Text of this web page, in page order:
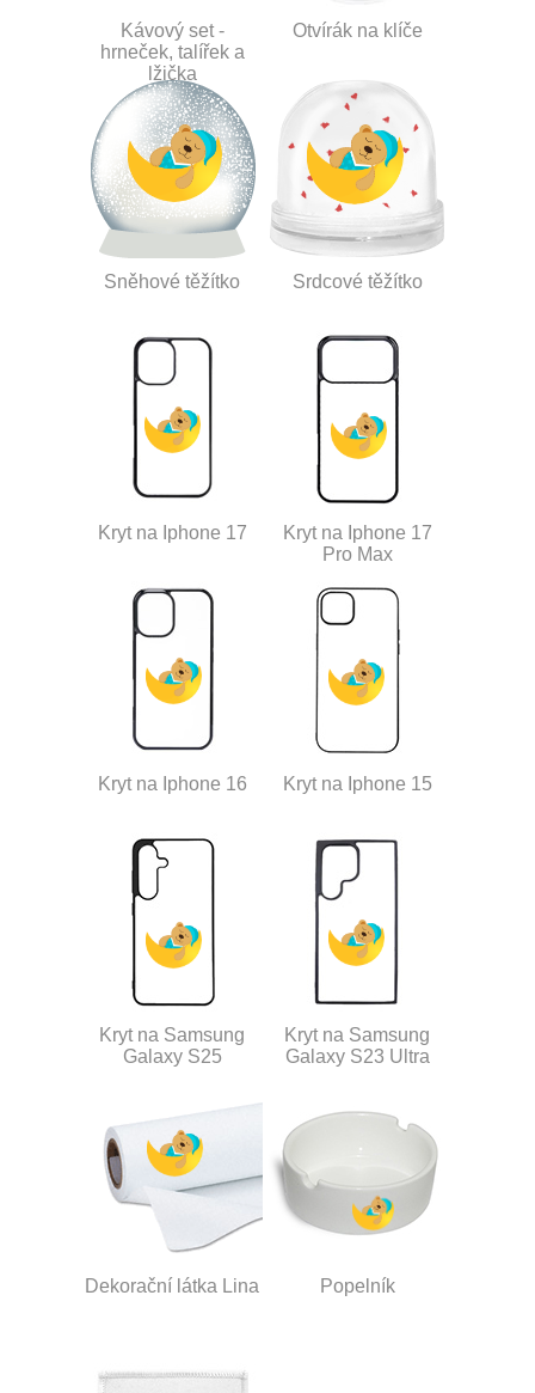
Kávový set -
hrneček, talířek a
lžička
Otvírák na klíče
Sněhové těžítko Srdcové těžítko
Kryt na Iphone 17
Kryt na Iphone 17
Pro Max
Kryt na Iphone 16 Kryt na Iphone 15
Kryt na Samsung
Galaxy S25
Kryt na Samsung
Galaxy S23 Ultra
Dekorační látka Lina Popelník